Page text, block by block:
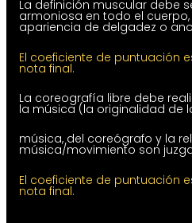
La definición muscular debe
armoniosa en todo el
apariencia de delgadez o
El coeficiente de puntuación
nota final.
La coreografía libre debe
la música (la originalidad de
música, del coreógrafo y la
música/movimiento son
El coeficiente de puntuación
nota final.